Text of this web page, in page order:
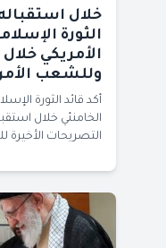
خلال
الثورة
الأمريكي
وللشعب
أكد قائد الثورة
الخامنئي خلال
التصريحات الأخيرة